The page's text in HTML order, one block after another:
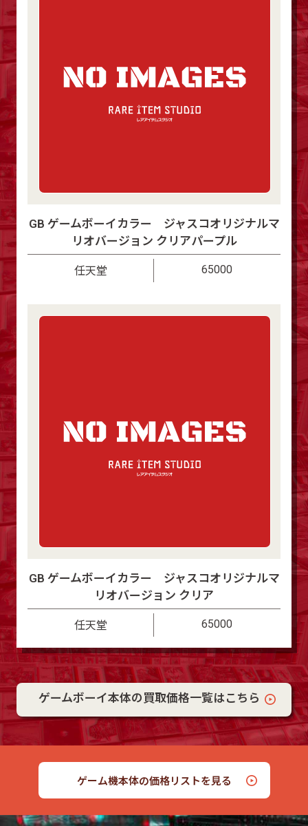
GB ゲームボーイカラー ジャスコオリジナルマ
リオバージョン クリアパープル
任天堂 65000
GB ゲームボーイカラー ジャスコオリジナルマ
リオバージョン クリア
任天堂 65000
ゲームボーイ本体の買取価格一覧はこちら
ゲーム機本体の価格リストを見る